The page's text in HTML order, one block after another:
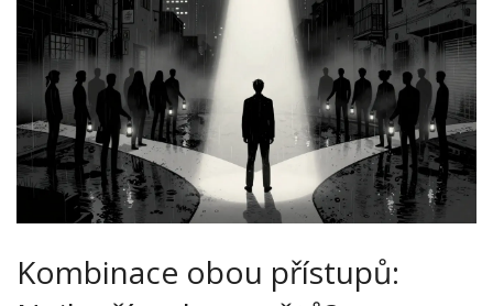
Kombinace obou přístupů: